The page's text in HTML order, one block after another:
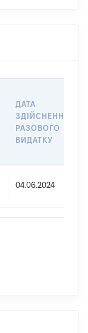
ДАТА
ЗДІЙСНЕННЯ
РАЗОВОГО
ВИДАТКУ
04.06.2024